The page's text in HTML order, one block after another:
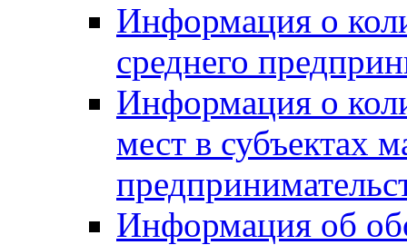
Информация о
среднего
Информация о
мест в субъектах
Информация об